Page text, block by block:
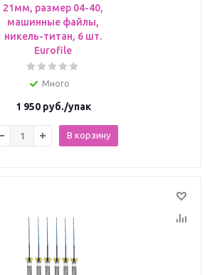
21мм, размер 04-40,
машинные файлы,
никель-титан, 6 шт.
Eurofile
Много
1 950руб./упак
В корзину